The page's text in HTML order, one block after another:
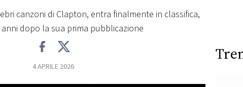
canzoni di Clapton, entra finalmente in classifica,
dopo la sua prima pubblicazione
4 APRILE 2026